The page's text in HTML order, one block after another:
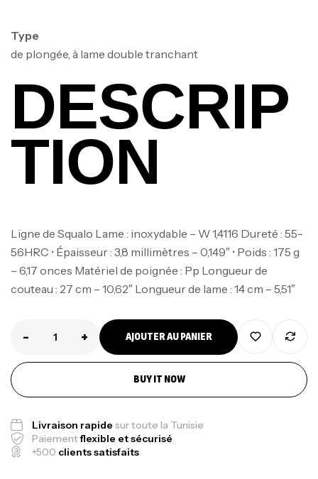
Type
de plongée, à lame double tranchant
DESCRIP
TION
Ligne de Squalo Lame : inoxydable – W 1,4116 Dureté : 55-
56HRC • Épaisseur : 3,8 millimètres – 0,149″ • Poids : 175 g
– 6,17 onces Matériel de poignée : Pp Longueur de
couteau : 27 cm – 10,62″ Longueur de lame : 14 cm – 5,51″
- + AJOUTER AU PANIER
BUY IT NOW
Livraison rapide sur toute la Tunisie
Paiementflexible et sécurisé
+500 clients satisfaits
Canne Jigging Sunset Massive Attack
1.83m 120/250gr 30kg
Cannes,Jigging
د.ت379,000